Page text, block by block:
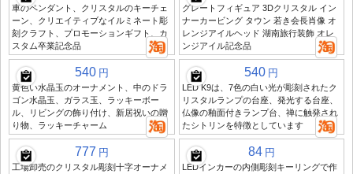
車のペンダント、クリスタルのキーチェ
ーン、クリエイティブなイルミネート彫
刻クラフト、プロモーションギフト、カ
スタム卒業記念品
グレートフィギュア 3Dクリスタル イン
ナーカービング タウン 若き会長肖像 オ
レンジアイルヘッド 湖南旅行装飾 オレ
ンジアイル記念品
540 円
黄色い水晶玉のオーナメント、中のドラ
ゴン水晶玉、ガラス玉、ラッキーボー
ル、リビングの飾り付け、新居祝いの贈
り物、ラッキーチャーム
540 円
LED K9は、7色の白い光が彫刻されたク
リスタルランプの台座、発光する台座、
仏像の釉面付きランプ台、禅に触発され
たシトリンを特徴としています
777 円
工場卸売のクリスタル彫刻十字オーナメ
84 円
LEDインカーの内側彫刻キーリングで作